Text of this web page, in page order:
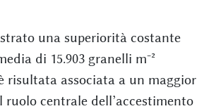
una superiorità costante
di 15.903 granelli m⁻²
risultata associata a un maggior
centrale dell’accestimento